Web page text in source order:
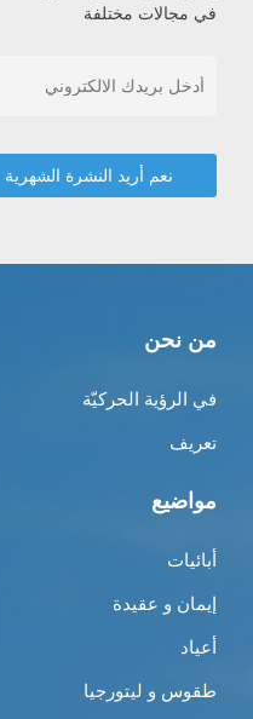
في مجالات مختلفة
من نحن
في الرؤية الحركيّة
تعريف
مواضيع
أبائيات
إيمان و عقيدة
أعياد
طقوس و ليتورجيا